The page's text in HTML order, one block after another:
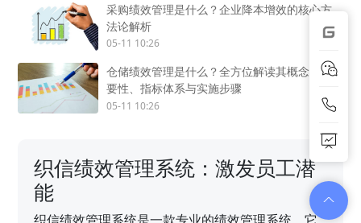
采购绩效管理是什么？企业降本增效的核心方
法论解析
05-11 10:26
仓储绩效管理是什么？全方位解读其概念、重
要性、指标体系与实施步骤
05-11 10:26
织信绩效管理系统：激发员工潜
能